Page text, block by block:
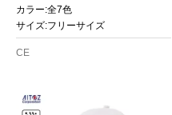
カラー:全7色
サイズ:フリーサイズ
CE